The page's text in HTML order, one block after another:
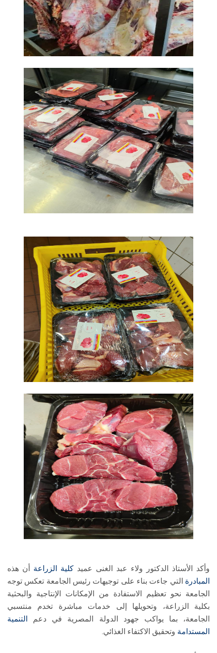
وأكد الأستاذ الدكتور ولاء عبد الغنى عميد كلية الزراعة أن هذه
المبادرة التي جاءت بناء على توجيهات رئيس الجامعة تعكس توجه
الجامعة نحو تعظيم الاستفادة من الإمكانات الإنتاجية والبحثية
بكلية الزراعة، وتحويلها إلى خدمات مباشرة تخدم منتسبي
الجامعة، بما يواكب جهود الدولة المصرية في دعم
التنمية
المستدامة وتحقيق الاكتفاء الغذائي.